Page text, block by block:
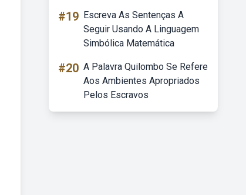
#19 Escreva As Sentenças A
Seguir Usando A Linguagem
Simbólica Matemática
#20 A Palavra Quilombo Se Refere
Aos Ambientes Apropriados
Pelos Escravos